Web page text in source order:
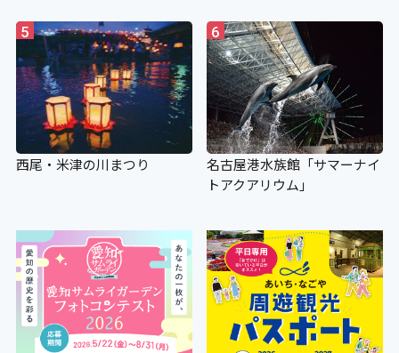
5
西尾・米津の川まつり
6
名古屋港水族館「サマーナイ
トアクアリウム」